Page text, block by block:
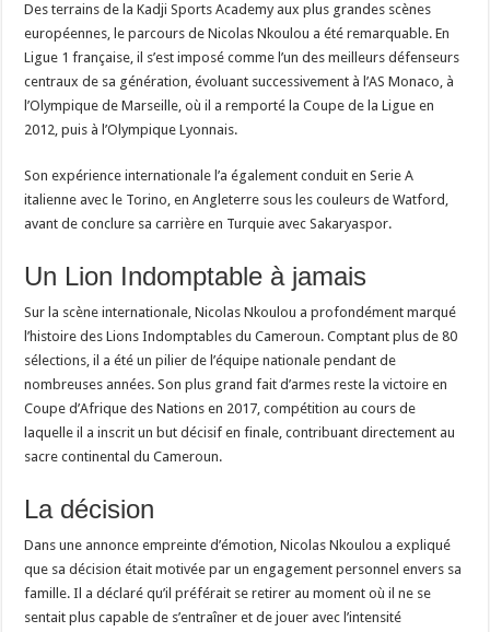
Des terrains de la Kadji Sports Academy aux plus grandes scènes
européennes, le parcours de Nicolas Nkoulou a été remarquable. En
Ligue 1 française, il s’est imposé comme l’un des meilleurs défenseurs
centraux de sa génération, évoluant successivement à l’AS Monaco, à
l’Olympique de Marseille, où il a remporté la Coupe de la Ligue en
2012, puis à l’Olympique Lyonnais.
Son expérience internationale l’a également conduit en Serie A
italienne avec le Torino, en Angleterre sous les couleurs de Watford,
avant de conclure sa carrière en Turquie avec Sakaryaspor.
Un Lion Indomptable à jamais
Sur la scène internationale, Nicolas Nkoulou a profondément marqué
l’histoire des Lions Indomptables du Cameroun. Comptant plus de 80
sélections, il a été un pilier de l’équipe nationale pendant de
nombreuses années. Son plus grand fait d’armes reste la victoire en
Coupe d’Afrique des Nations en 2017, compétition au cours de
laquelle il a inscrit un but décisif en finale, contribuant directement au
sacre continental du Cameroun.
La décision
Dans une annonce empreinte d’émotion, Nicolas Nkoulou a expliqué
que sa décision était motivée par un engagement personnel envers sa
famille. Il a déclaré qu’il préférait se retirer au moment où il ne se
sentait plus capable de s’entraîner et de jouer avec l’intensité